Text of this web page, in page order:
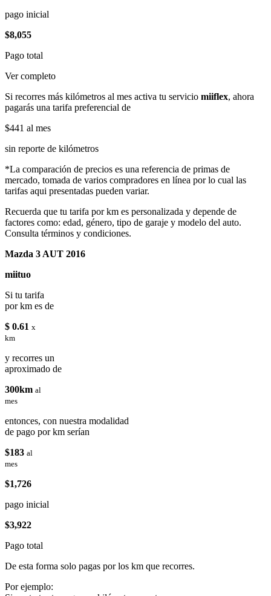
pago inicial
$8,055
Pago total
Ver completo
Si recorres más kilómetros al mes activa tu servicio miiflex, ahora
pagarás una tarifa preferencial de
$441 al mes
sin reporte de kilómetros
*La comparación de precios es una referencia de primas de
mercado, tomada de varios compradores en línea por lo cual las
tarifas aqui presentadas pueden variar.
Recuerda que tu tarifa por km es personalizada y depende de
factores como: edad, género, tipo de garaje y modelo del auto.
Consulta términos y condiciones.
Mazda 3 AUT 2016
miituo
Si tu tarifa
por km es de
$ 0.61 x
km
y recorres un
aproximado de
300km al
mes
entonces, con nuestra modalidad
de pago por km serían
$183 al
mes
$1,726
pago inicial
$3,922
Pago total
De esta forma solo pagas por los km que recorres.
Por ejemplo: